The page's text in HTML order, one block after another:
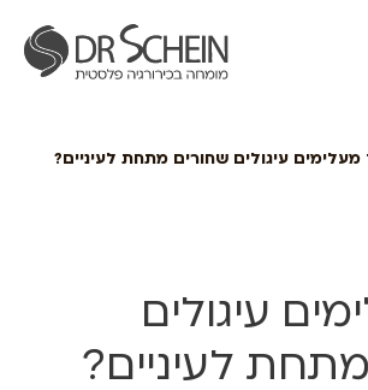
מעלימים עיגולים שחורים מתחת לעיניים?
עיגולים
לעיניים?